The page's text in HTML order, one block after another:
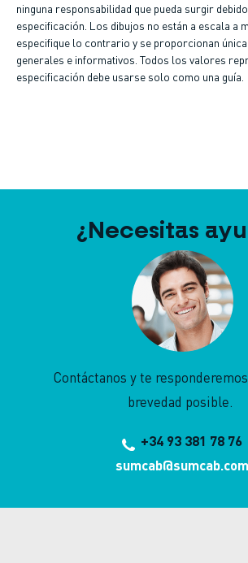
ninguna responsabilidad que pueda surgir
especificación. Los dibujos no están a escala a
especifique lo contrario y se proporcionan
generales e informativos. Todos los valores
especificación debe usarse solo como una guía.
¿Necesitas
Contáctanos y te
brevedad posible.
+34 93 381 78 76
sumcab@sumcab.com